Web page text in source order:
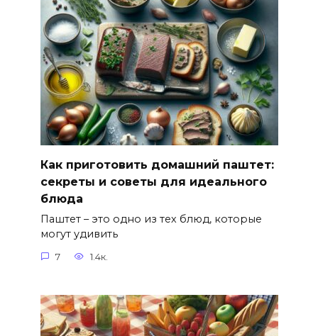
Как приготовить домашний паштет:
секреты и советы для идеального
блюда
Паштет – это одно из тех блюд, которые
могут удивить
7 1.4к.